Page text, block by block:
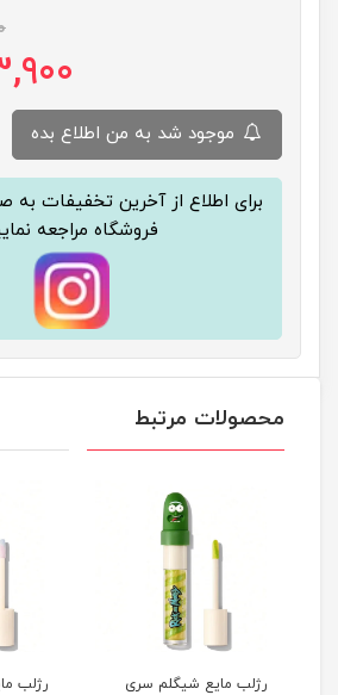
برای اطلاع از آخرین تخفیفات به
فروشگاه مراجعه
محصولات مرتبط
رژلب مایع شیگلم سری
رژلب